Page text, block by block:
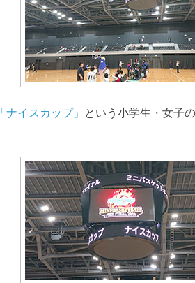
「ナイスカップ」
という小学生・女子